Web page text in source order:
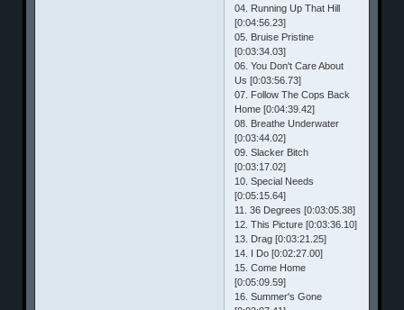
04. Running Up That Hill
[0:04:56.23]
05. Bruise Pristine
[0:03:34.03]
06. You Don't Care About
Us [0:03:56.73]
07. Follow The Cops Back
Home [0:04:39.42]
08. Breathe Underwater
[0:03:44.02]
09. Slacker Bitch
[0:03:17.02]
10. Special Needs
[0:05:15.64]
11. 36 Degrees [0:03:05.38]
12. This Picture [0:03:36.10]
13. Drag [0:03:21.25]
14. I Do [0:02:27.00]
15. Come Home
[0:05:09.59]
16. Summer's Gone